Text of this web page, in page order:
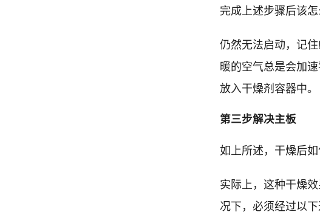
完成上述步骤后该
仍然无法启动，记
暖的空气总是会加
放入干燥剂容器中。
第三步解决主板
如上所述，干燥后
实际上，这种干燥
况下，必须经过以